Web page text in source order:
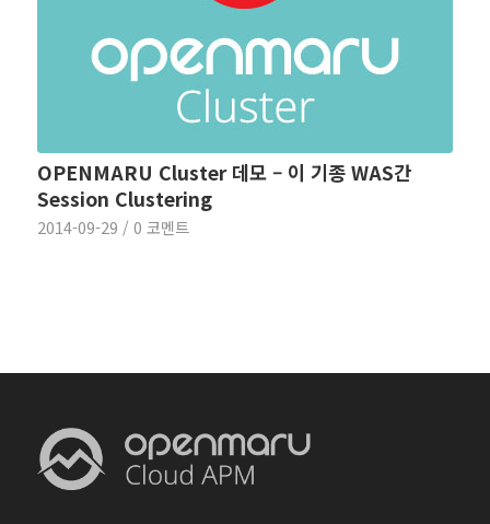
OPENMARU Cluster 데모 – 이 기종 WAS간
Session Clustering
2014-09-29 / 0 코멘트